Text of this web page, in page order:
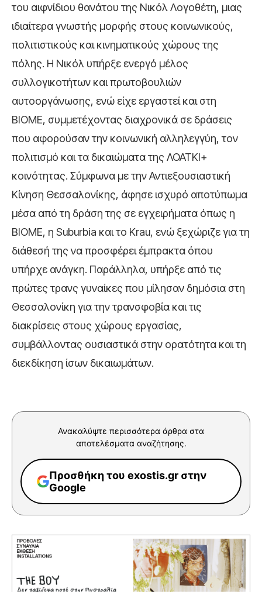
του αιφνίδιου θανάτου της Νικόλ Λογοθέτη, μιας
ιδιαίτερα γνωστής μορφής στους κοινωνικούς,
πολιτιστικούς και κινηματικούς χώρους της
πόλης. Η Νικόλ υπήρξε ενεργό μέλος
συλλογικοτήτων και πρωτοβουλιών
αυτοοργάνωσης, ενώ είχε εργαστεί και στη
ΒΙΟΜΕ, συμμετέχοντας διαχρονικά σε δράσεις
που αφορούσαν την κοινωνική αλληλεγγύη, τον
πολιτισμό και τα δικαιώματα της ΛΟΑΤΚΙ+
κοινότητας. Σύμφωνα με την Αντιεξουσιαστική
Κίνηση Θεσσαλονίκης, άφησε ισχυρό αποτύπωμα
μέσα από τη δράση της σε εγχειρήματα όπως η
ΒΙΟΜΕ, η Suburbia και το Krau, ενώ ξεχώριζε για τη
διάθεσή της να προσφέρει έμπρακτα όπου
υπήρχε ανάγκη. Παράλληλα, υπήρξε από τις
πρώτες τρανς γυναίκες που μίλησαν δημόσια στη
Θεσσαλονίκη για την τρανσφοβία και τις
διακρίσεις στους χώρους εργασίας,
συμβάλλοντας ουσιαστικά στην ορατότητα και τη
διεκδίκηση ίσων δικαιωμάτων.
Ανακαλύψτε περισσότερα άρθρα στα
αποτελέσματα αναζήτησης.
Προσθήκη του exostis.gr στην
Google